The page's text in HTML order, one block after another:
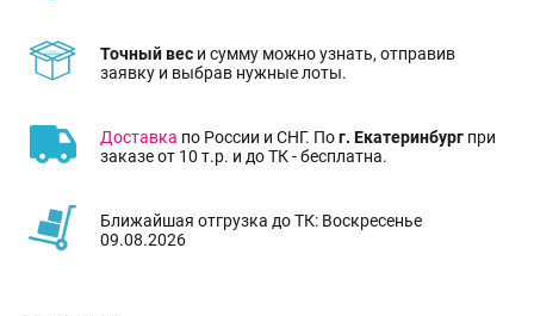
Точный вес и сумму можно узнать, отправив
заявку и выбрав нужные лоты.
Доставка по России и СНГ. Пог. Екатеринбург при
заказе от 10 т.р. и до ТК - бесплатна.
Ближайшая отгрузка до ТК: Воскресенье
09.08.2026